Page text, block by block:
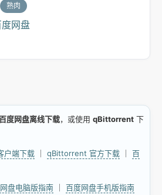
熟肉
网盘
度网盘离线下载，或使用 qBittorrent 下
户端下载 ｜ qBittorrent 官方下载 ｜ 百
盘电脑版指南 ｜ 百度网盘手机版指南